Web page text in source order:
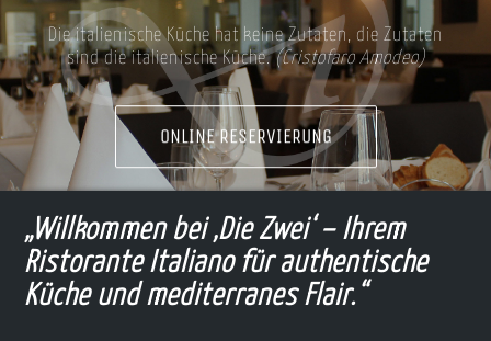
Die italienische Küche hat keine Zutaten, die Zutaten
sind die italienische Küche.(Cristofaro Amodeo)
ONLINE RESERVIERUNG
„Willkommen bei ‚Die Zwei‘ – Ihrem
Ristorante Italiano für authentische
Küche und mediterranes Flair.“